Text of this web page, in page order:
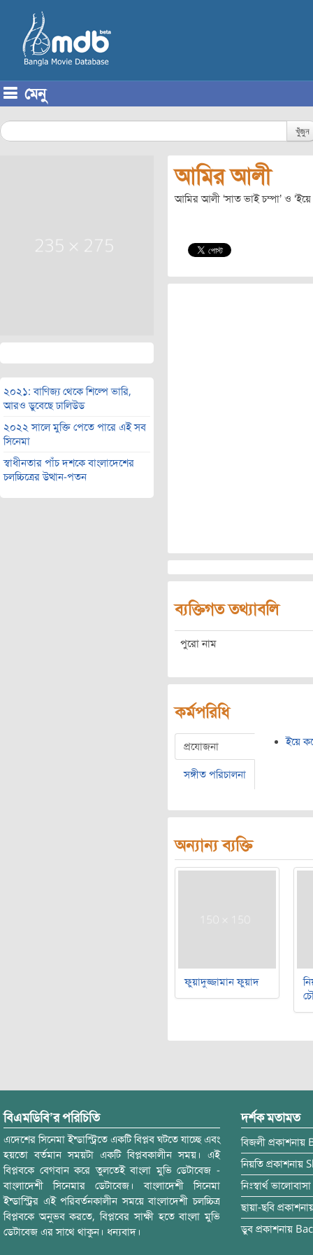
মেনু
খুঁজুন
২০২১: বাণিজ্য থেকে শিল্পে ভারি,
আরও ডুবেছে ঢালিউড
২০২২ সালে মুক্তি পেতে পারে এই সব
সিনেমা
স্বাধীনতার পাঁচ দশকে বাংলাদেশের
চলচ্চিত্রের উত্থান-পতন
আমির আলী
আমির আলী ‘সাত ভাই চম্পা’ ও ‘ইয়ে
ব্যক্তিগত তথ্যাবলি
পুরো নাম
কর্মপরিধি
প্রযোজনা
সঙ্গীত পরিচালনা
ইয়ে
অন্যান্য ব্যক্তি
ফুয়াদুজ্জামান ফুয়াদ
বিএমডিবি’র পরিচিতি
এদেশের সিনেমা ইন্ডাস্ট্রিতে একটি বিপ্লব ঘটতে যাচ্ছে এবং
হয়তো বর্তমান সময়টা একটি বিপ্লবকালীন সময়। এই
বিপ্লবকে বেগবান করে তুলতেই বাংলা মুভি ডেটাবেজ -
বাংলাদেশী সিনেমার ডেটাবেজ। বাংলাদেশী সিনেমা
ইন্ডাস্ট্রির এই পরিবর্তনকালীন সময়ে বাংলাদেশী চলচ্চিত্র
বিপ্লবকে অনুভব করতে, বিপ্লবের সাক্ষী হতে বাংলা মুভি
ডেটাবেজ এর সাথে থাকুন। ধন্যবাদ।
দর্শক মতামত
বিজলী প্রকাশনায়
নিয়তি প্রকাশনায়
নিঃস্বার্থ ভালোবাসা
ছায়া-ছবি
ডুব প্রকাশনায়